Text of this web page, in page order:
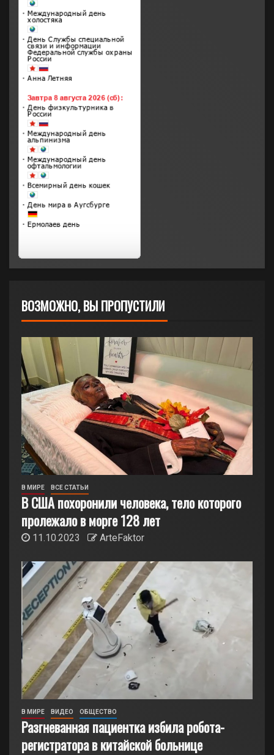
ВОЗМОЖНО, ВЫ ПРОПУСТИЛИ
В МИРЕ ВСЕ СТАТЬИ
В США похоронили человека, тело которого
пролежало в морге 128 лет
11.10.2023 ArteFaktor
В МИРЕ ВИДЕО ОБЩЕСТВО
Разгневанная пациентка избила робота-
регистратора в китайской больнице